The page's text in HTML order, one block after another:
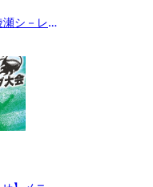
シ－レ